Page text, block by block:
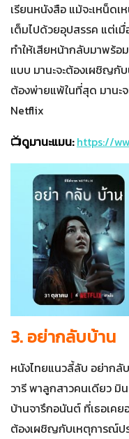
เรียนหนังสือ แม้จะเหน็ด
เต็มไปด้วยอุปสรรค แต่เ
ทำให้เสียหน้ากลับมาพร้
แบบ มานะจะต้องเผชิญกั
ต้องพ่ายแพ้ในที่สุด มานะ
Netflix
📺ดูมานะแมน:https://
3. อย่ากลับบ้าน
หนังไทยแนวลี้ลับ อย่ากลั
วารี พาลูกสาวคนเดียว มิ
บ้านจารึกอนันต์ ที่เธอเค
ต้องเผชิญกับเหตุการณ์ป